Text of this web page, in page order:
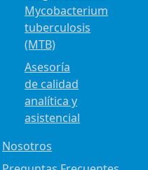
Mycobacterium
tuberculosis
(MTB)
Asesoría
de calidad
analítica y
asistencial
Nosotros